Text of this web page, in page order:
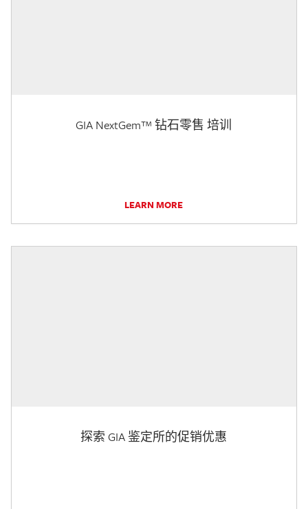
GIA NextGem™ 钻石零售 培训
LEARN MORE
探索 GIA 鉴定所的促销优惠